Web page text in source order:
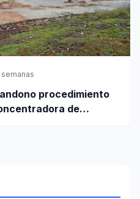
procedimiento
de